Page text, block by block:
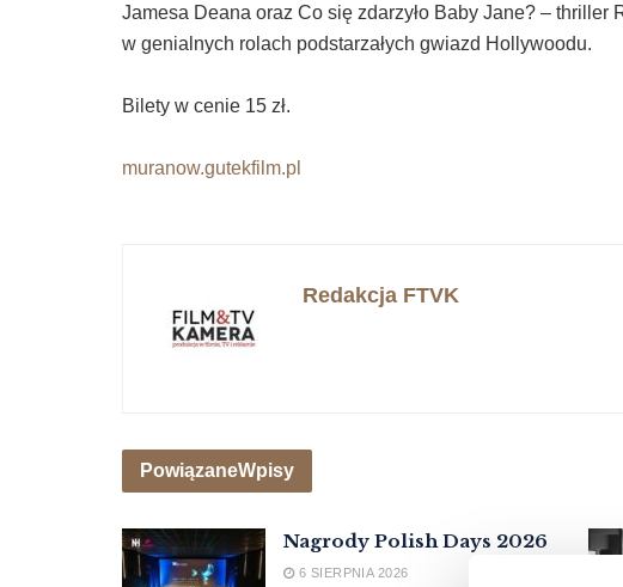
Jamesa Deana oraz Co się zdarzyło Baby Jane? – thriller
w genialnych rolach podstarzałych gwiazd Hollywoodu.
Bilety w cenie 15 zł.
muranow.gutekfilm.pl
Redakcja FTVK
PowiązaneWpisy
Nagrody Polish Days 2026
6 SIERPNIA 2026